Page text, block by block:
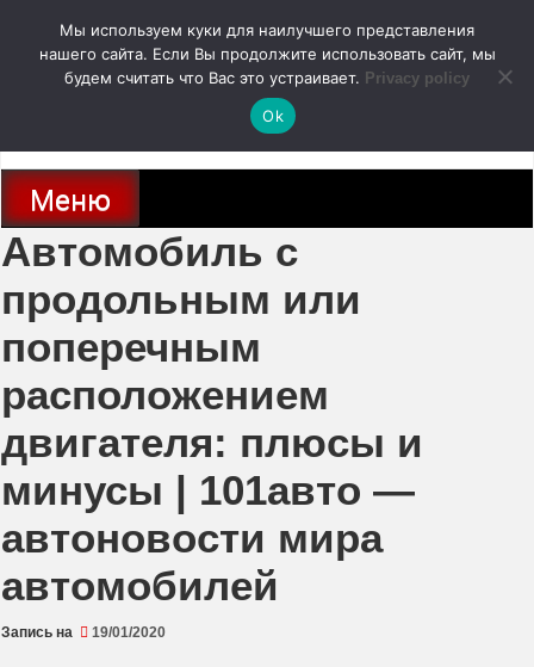
содержимому
autodoc24.ru
Новости про современные автомобили и не только, новинки зарубежного
и отечественного автопрома
Меню
Автомобиль с
продольным или
поперечным
расположением
двигателя: плюсы и
минусы | 101авто —
автоновости мира
автомобилей
Запись на 19/01/2020
Мы используем куки для наилучшего представления
нашего сайта. Если Вы продолжите использовать сайт, мы
будем считать что Вас это устраивает. Privacy policy
Ok